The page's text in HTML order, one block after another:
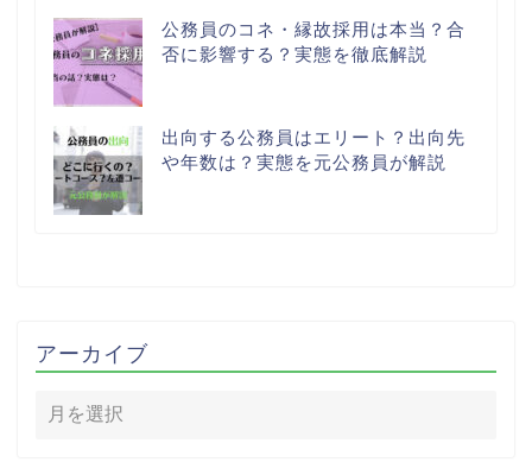
公務員のコネ・縁故採用は本当？合
否に影響する？実態を徹底解説
出向する公務員はエリート？出向先
や年数は？実態を元公務員が解説
アーカイブ